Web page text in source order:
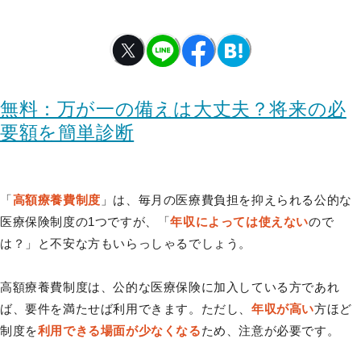
無料：万が一の備えは大丈夫？将来の必
要額を簡単診断
「高額療養費制度 」は、毎月の医療費負担を抑えられる公的な
医療保険制度の1つですが、「年収によっては使えないので
は？」と不安な方もいらっしゃるでしょう。
高額療養費制度は、公的な医療保険に加入している方であれ
ば、要件を満たせば利用できます。ただし、 年収が高い方ほど
制度を利用できる場面が少なくなるため、注意が必要です。